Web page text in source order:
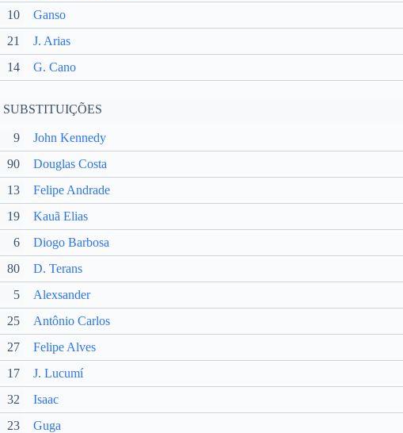
10 Ganso
21 J. Arias
14 G. Cano
SUBSTITUIÇÕES
9 John Kennedy
90 Douglas Costa
13 Felipe Andrade
19 Kauã Elias
6
Diogo Barbosa
80
D. Terans
5
Alexsander
25
Antônio Carlos
27
Felipe Alves
17
J. Lucumí
32
Isaac
23
Guga